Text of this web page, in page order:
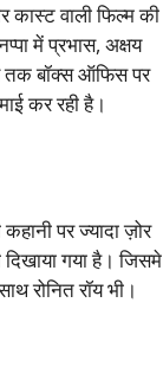
कास्ट वाली फिल्म की
में प्रभास, अक्षय
तक बॉक्स ऑफिस पर
कर रही है।
पर ज्यादा ज़ोर
गया है। जिसमे
रोनित रॉय भी।